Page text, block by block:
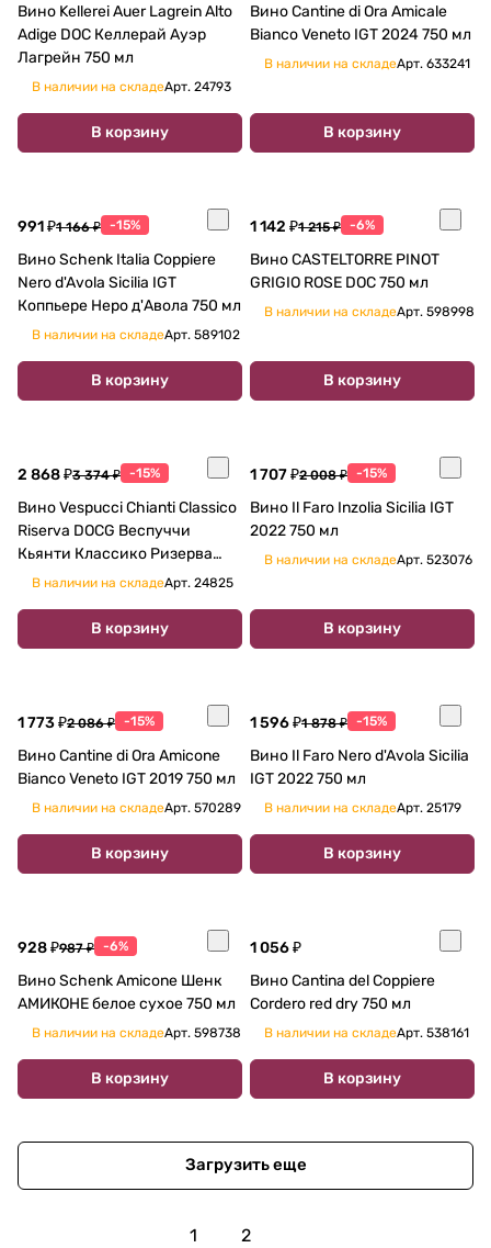
Вино Kellerei Auer Lagrein Alto
Adige DOC Келлерай Ауэр
Лагрейн 750 мл
В наличии на складеАрт. 24793
В корзину
Вино Cantine di Ora Amicale
Bianco Veneto IGT 2024 750 мл
В наличии на складеАрт. 633241
В корзину
991 ₽1 166 ₽ -15%
Вино Schenk Italia Coppiere
Nero d'Avola Sicilia IGT
Коппьере Неро д'Авола 750 мл
В наличии на складеАрт. 589102
В корзину
1 142 ₽1 215 ₽ -6%
Вино CASTELTORRE PINOT
GRIGIO ROSE DOC 750 мл
В наличии на складеАрт. 598998
В корзину
2 868 ₽3 374 ₽ -15%
Вино Vespucci Chianti Classico
Riserva DOCG Веспуччи
Кьянти Классико Ризерва
2019 750 мл
В наличии на складеАрт. 24825
В корзину
1 707 ₽2 008 ₽ -15%
Вино Il Faro Inzolia Sicilia IGT
2022 750 мл
В наличии на складеАрт. 523076
В корзину
1 773 ₽2 086 ₽ -15%
Вино Cantine di Ora Amicone
Bianco Veneto IGT 2019 750 мл
В наличии на складеАрт. 570289
В корзину
1 596 ₽1 878 ₽ -15%
Вино Il Faro Nero d'Avola Sicilia
IGT 2022 750 мл
В наличии на складеАрт. 25179
В корзину
928 ₽987 ₽ -6%
Вино Schenk Amicone Шенк
АМИКОНЕ белое сухое 750 мл
В наличии на складеАрт. 598738
В корзину
1 056 ₽
Вино Cantina del Coppiere
Cordero red dry 750 мл
В наличии на складеАрт. 538161
В корзину
Загрузить еще
1 2